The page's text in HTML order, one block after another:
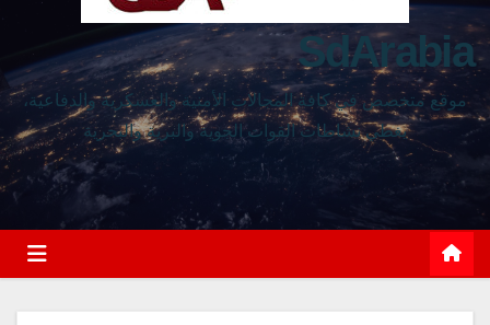
SdArabia
موقع متخصص في كافة المجالات الأمنية والعسكرية والدفاعية،
يغطي نشاطات القوات الجوية والبرية والبحرية